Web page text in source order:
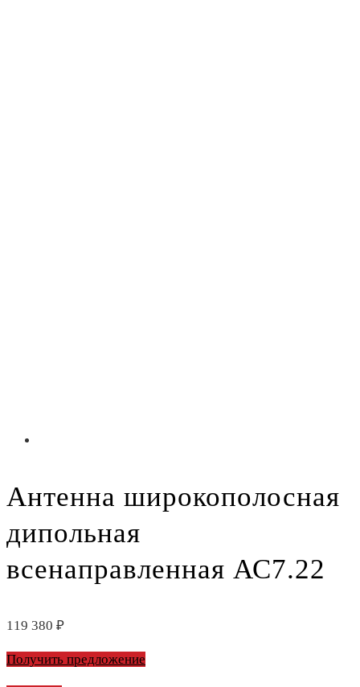
Антенна широкополосная
дипольная
всенаправленная АС7.22
119 380 ₽
Получить предложение